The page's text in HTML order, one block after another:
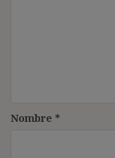
Nombre *